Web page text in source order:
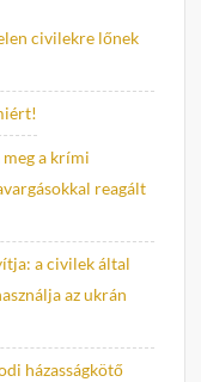
civilekre lőnek
meg a krími
reagált
a civilek által
az ukrán
házasságkötő